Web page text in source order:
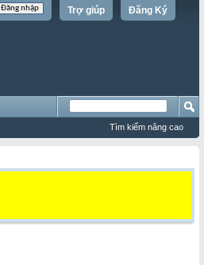
Đăng Ký
Trợ giúp
Tìm kiếm nâng cao